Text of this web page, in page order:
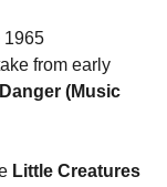
1965
from early
(Music
Little Creatures